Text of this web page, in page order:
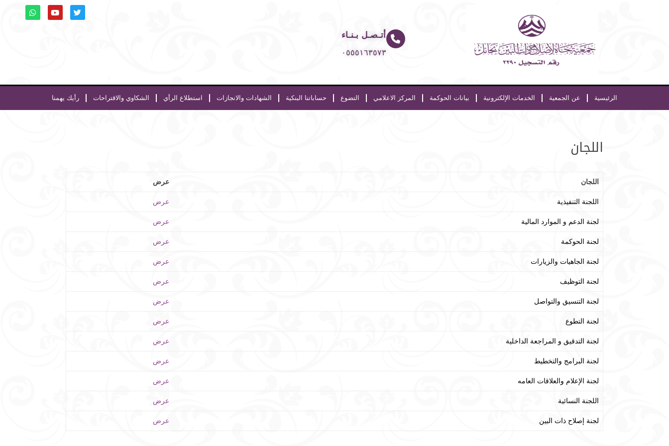
أتـصـل بـنـاء
٠٥٥٥١٦٣٥٧٣
الرئيسية عن الجمعية الخدمات الإلكترونية بيانات الحوكمة المركز الاعلامي التضوع حساباتنا البنكية الشهادات والانجازات استطلاع الرأي الشكاوي والاقتراحات رأيك يهمنا
اللجان
اللجان عرض
اللجنة التنفيذية عرض
لجنة الدعم و الموارد المالية عرض
لجنة الحوكمة عرض
لجنة الجاهيات والزيارات عرض
لجنة التوظيف عرض
لجنة التنسيق والتواصل عرض
لجنة التطوع عرض
لجنة التدقيق و المراجعة الداخلية عرض
لجنة البرامج والتخطيط عرض
لجنة الإعلام والعلاقات العامه عرض
اللجنة النسائية عرض
لجنة إصلاح ذات البين عرض